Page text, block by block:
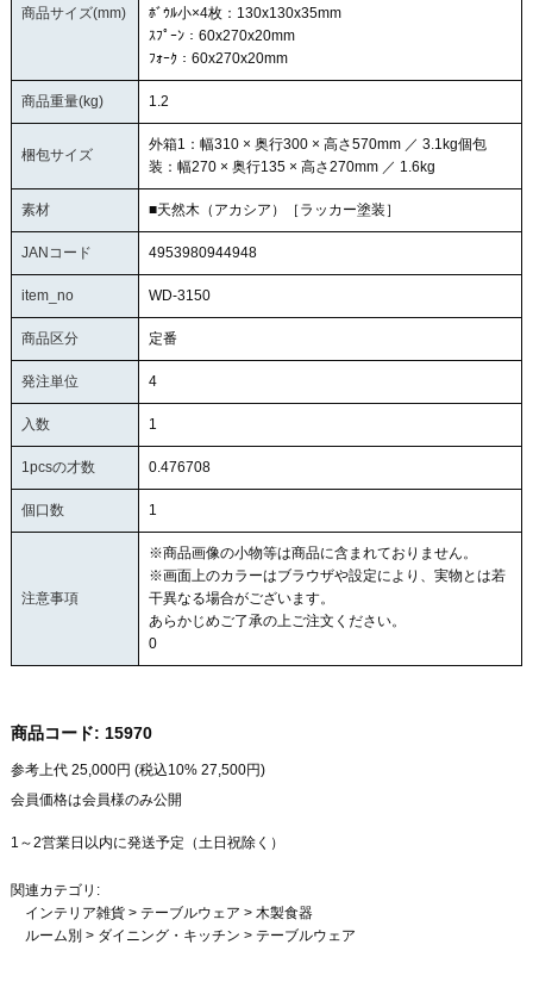
商品サイズ(mm)
ﾎﾞｳﾙ小×4枚：130x130x35mm
ｽﾌﾟｰﾝ：60x270x20mm
ﾌｫｰｸ：60x270x20mm
商品重量(kg) 1.2
梱包サイズ
外箱1：幅310 × 奥行300 × 高さ570mm ／ 3.1kg個包
装：幅270 × 奥行135 × 高さ270mm ／ 1.6kg
素材 ■天然木（アカシア）［ラッカー塗装］
JANコード 4953980944948
item_no WD-3150
商品区分 定番
発注単位 4
入数 1
1pcsの才数 0.476708
個口数 1
注意事項
※商品画像の小物等は商品に含まれておりません。
※画面上のカラーはブラウザや設定により、実物とは若
干異なる場合がございます。
あらかじめご了承の上ご注文ください。
0
商品コード: 15970
参考上代 25,000円 (税込10% 27,500円)
会員価格は会員様のみ公開
1～2営業日以内に発送予定（土日祝除く）
関連カテゴリ:
インテリア雑貨> テーブルウェア > 木製食器
ルーム別 > ダイニング・キッチン > テーブルウェア